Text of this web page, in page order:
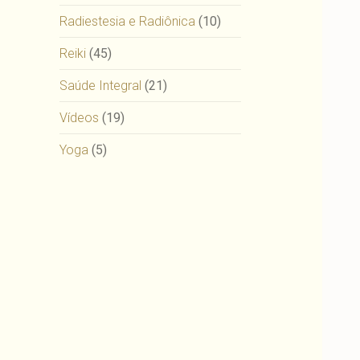
Radiestesia e Radiônica (10)
Reiki (45)
Saúde Integral (21)
Vídeos (19)
Yoga (5)